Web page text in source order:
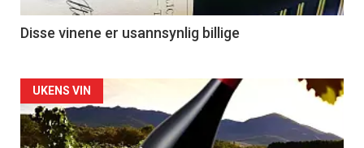
3
Disse vinene er usannsynlig billige
Forsiden
akkurat
UKENS VIN